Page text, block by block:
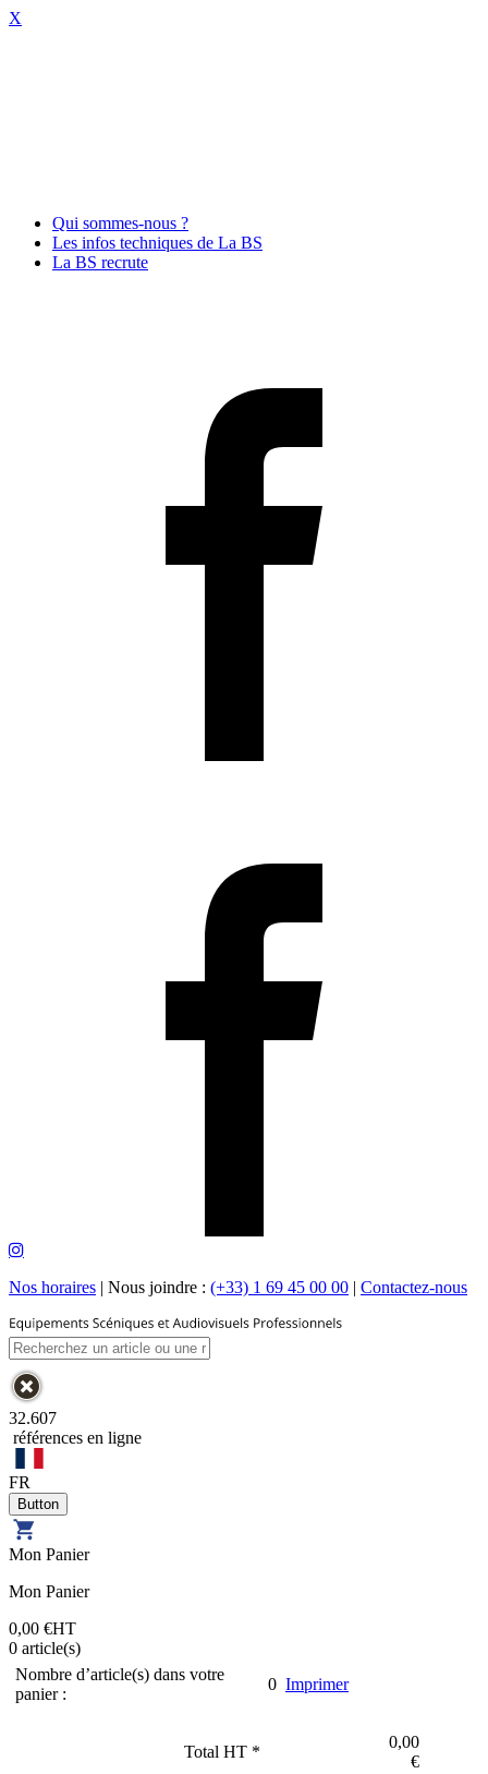
X
Qui sommes-nous ?
Les infos techniques de La BS
La BS recrute
Nos horaires | Nous joindre : (+33) 1 69 45 00 00 | Contactez-nous
32.607
références en ligne
FR
Mon Panier
Mon Panier
0,00 €HT
0 article(s)
Nombre d’article(s) dans votre
panier :
0 Imprimer
Total HT *
0,00
€